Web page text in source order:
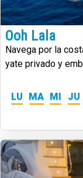
Ooh Lala
Navega por la
yate privado y
LU
MA MI JU